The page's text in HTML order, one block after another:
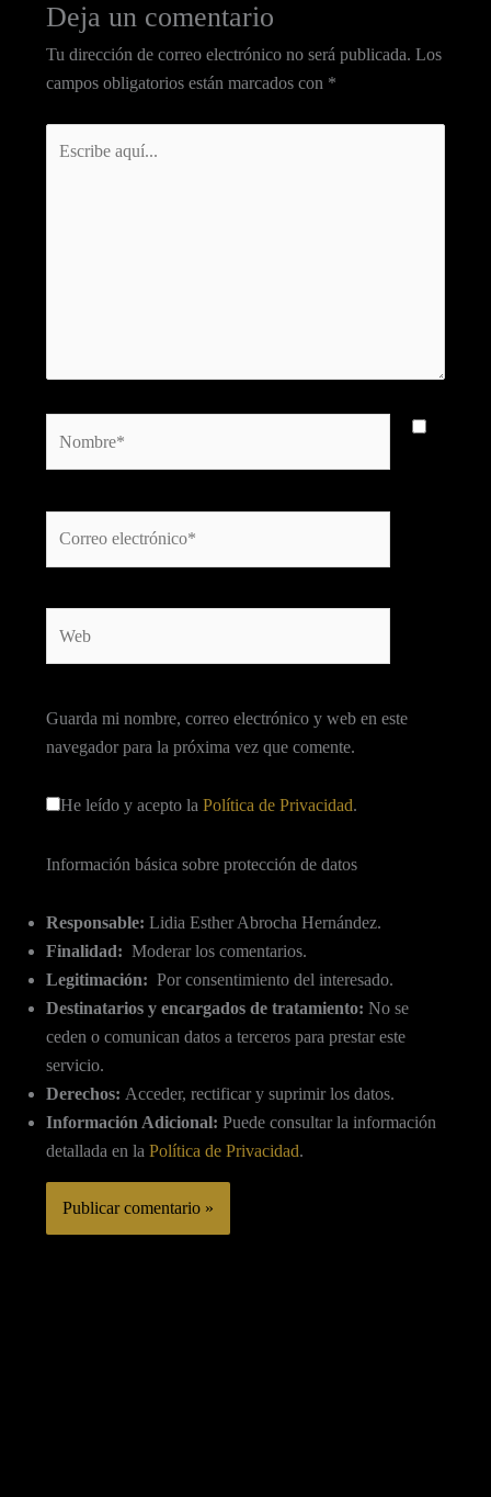
Deja un comentario
Tu dirección de correo electrónico no será publicada. Los
campos obligatorios están marcados con *
Guarda mi nombre, correo electrónico y web en este
navegador para la próxima vez que comente.
He leído y acepto la Política de Privacidad.
Información básica sobre protección de datos
Responsable: Lidia Esther Abrocha Hernández.
Finalidad: Moderar los comentarios.
Legitimación: Por consentimiento del interesado.
Destinatarios y encargados de tratamiento: No se
ceden o comunican datos a terceros para prestar este
servicio.
Derechos: Acceder, rectificar y suprimir los datos.
Información Adicional: Puede consultar la información
detallada en la Política de Privacidad.